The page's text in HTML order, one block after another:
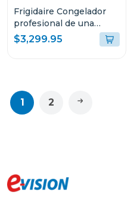
Frigidaire Congelador
profesional de una
puerta de 18.9cuft
fpfu19f8
$3,299.95
1 2